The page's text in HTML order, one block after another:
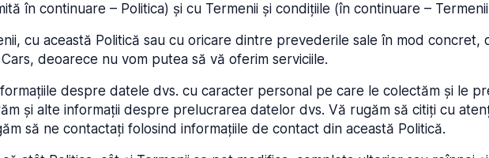
în continuare – Politica) și cu Termenii și condițiile (în continuare –
cu această Politică sau cu oricare dintre prevederile sale în mod concret,
deoarece nu vom putea să vă oferim serviciile.
despre datele dvs. cu caracter personal pe care le colectăm și le
și alte informații despre prelucrarea datelor dvs. Vă rugăm să citiți cu
să ne contactați folosind informațiile de contact din această Politică.